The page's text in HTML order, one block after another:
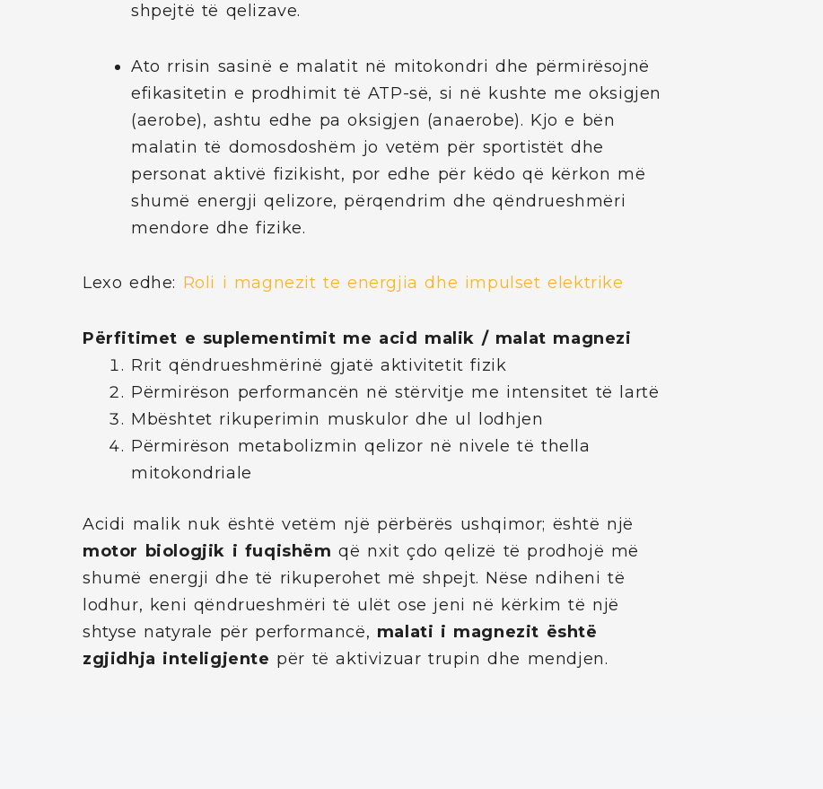
shpejtë të qelizave.
Ato rrisin sasinë e malatit në mitokondri dhe përmirësojnë
efikasitetin e prodhimit të ATP-së, si në kushte me oksigjen
(aerobe), ashtu edhe pa oksigjen (anaerobe). Kjo e bën
malatin të domosdoshëm jo vetëm për sportistët dhe
personat aktivë fizikisht, por edhe për këdo që kërkon më
shumë energji qelizore, përqendrim dhe qëndrueshmëri
mendore dhe fizike.
Lexo edhe: Roli i magnezit te energjia dhe impulset elektrike
Përfitimet e suplementimit me acid malik / malat magnezi
Rrit qëndrueshmërinë gjatë aktivitetit fizik
Përmirëson performancën në stërvitje me intensitet të lartë
Mbështet rikuperimin muskulor dhe ul lodhjen
Përmirëson metabolizmin qelizor në nivele të thella
mitokondriale
Acidi malik nuk është vetëm një përbërës ushqimor; është një
motor biologjik i fuqishëm që nxit çdo qelizë të prodhojë më
shumë energji dhe të rikuperohet më shpejt. Nëse ndiheni të
lodhur, keni qëndrueshmëri të ulët ose jeni në kërkim të një
shtyse natyrale për performancë, malati i magnezit është
zgjidhja inteligjente për të aktivizuar trupin dhe mendjen.